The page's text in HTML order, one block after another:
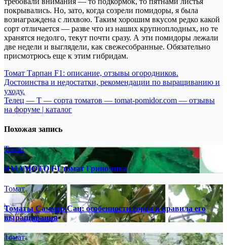
покрывались. Но, зато, когда созрели помидоры, я была
вознаграждена с лихвою. Таким хорошим вкусом редко какой
сорт отличается — разве что из наших крупноплодных, но те
хранятся недолго, текут почти сразу. А эти помидоры лежали
две недели и выглядели, как свежесобранные. Обязательно
присмотрюсь еще к этим гибридам.
Навигация
по
записям
Томат Тарпан F1: описание, отзывы огородников.
Достоинства и недостатки, рекомендации по выращиванию и
уходу.
Телец — Т — сорта томатов — tomat-pomidor.com — отзывы
на форуме | каталог
Похожая запись
Томат
ЯМАМОТО F1 томат Гриномика
Томат
Томаты Саммер Сан: особенности сорта и правила его
выращивания
Томат